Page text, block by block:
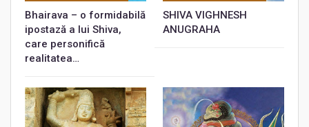
Bhairava – o formidabilă
ipostază a lui Shiva,
care personifică
realitatea…
SHIVA VIGHNESH
ANUGRAHA